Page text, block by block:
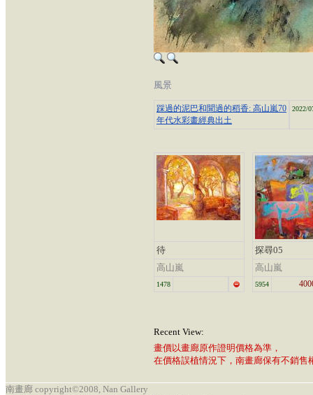
風景
踩過的泥巴和聞過的稻香: 高山嵐70
年代水彩畫經典出土
2022/
待
高山嵐
1478
探尋05
高山嵐
5954
Recent View:
畫價以畫廊原作證明價格為準，
在價格誤植情況下，南畫廊保有不銷售
南畫廊 copyright©2008, Nan Gallery